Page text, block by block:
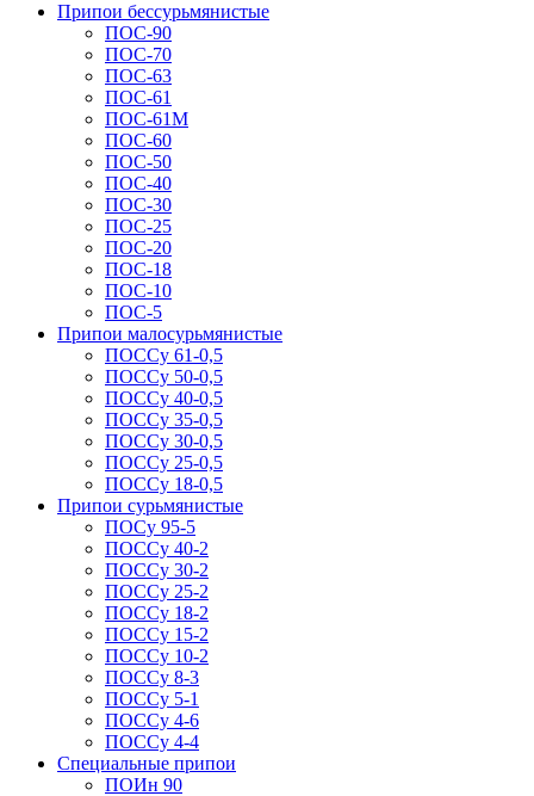
Припои бессурьмянистые
ПОС-90
ПОС-70
ПОС-63
ПОС-61
ПОС-61M
ПОС-60
ПОС-50
ПОС-40
ПОС-30
ПОС-25
ПОС-20
ПОС-18
ПОС-10
ПОС-5
Припои малосурьмянистые
ПОССу 61-0,5
ПОССу 50-0,5
ПОССу 40-0,5
ПОССу 35-0,5
ПОССу 30-0,5
ПОССу 25-0,5
ПОССу 18-0,5
Припои сурьмянистые
ПОСу 95-5
ПОССу 40-2
ПОССу 30-2
ПОССу 25-2
ПОССу 18-2
ПОССу 15-2
ПОССу 10-2
ПОССу 8-3
ПОССу 5-1
ПОССу 4-6
ПОССу 4-4
Специальные припои
ПОИн 90